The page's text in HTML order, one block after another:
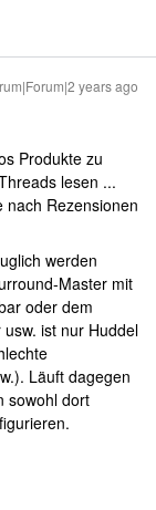
years ago
Produkte zu
lesen ...
nach Rezensionen
werden
Master mit
oder dem
ist nur Huddel
Läuft dagegen
sowohl dort